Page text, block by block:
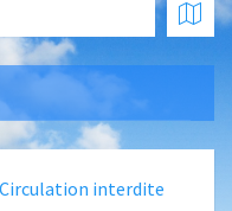
interdite